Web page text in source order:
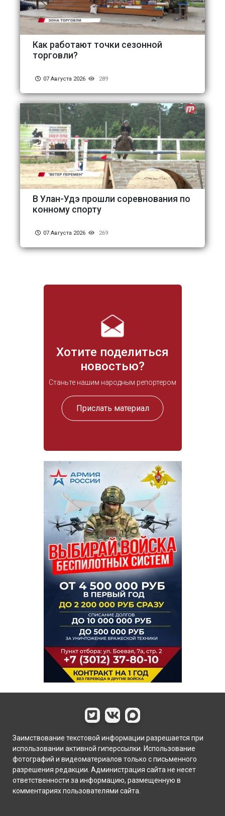
Хотите поделиться
новостью?
Станьте нашим народным репортером
Прислать материал
Как работают точки сезонной
торговли?
07 Августа 2026 289
В Улан-Удэ прошли соревнования по
конному спорту
07 Августа 2026 269
Заимствование текстовой информации разрешается при
использовании активной гиперссылки. Использование
фотографий и видеоматериалов только с письменного
разрешения редакции. Администрация сайта не несет
ответственности за информацию, размещенную в
комментариях пользователями сайта.